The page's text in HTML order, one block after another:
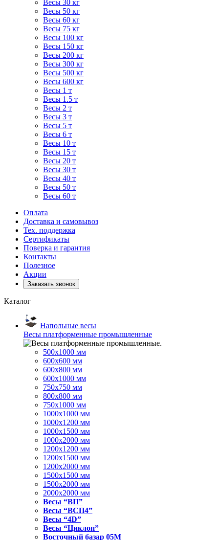
Весы 30 кг
Весы 50 кг
Весы 60 кг
Весы 75 кг
Весы 100 кг
Весы 150 кг
Весы 200 кг
Весы 300 кг
Весы 500 кг
Весы 600 кг
Весы 1 т
Весы 1.5 т
Весы 2 т
Весы 3 т
Весы 5 т
Весы 6 т
Весы 10 т
Весы 15 т
Весы 20 т
Весы 30 т
Весы 40 т
Весы 50 т
Весы 60 т
Оплата
Доставка и самовывоз
Тех. поддержка
Сертификаты
Поверка и гарантия
Контакты
Полезное
Акции
Заказать звонок
Каталог
Напольные весы
Весы платформенные промышленные
500x1000 мм
600x600 мм
600x800 мм
600x1000 мм
750x750 мм
800x800 мм
750x1000 мм
1000x1000 мм
1000x1200 мм
1000x1500 мм
1000x2000 мм
1200x1200 мм
1200x1500 мм
1200x2000 мм
1500x1500 мм
1500x2000 мм
2000x2000 мм
Весы “ВП”
Весы “ВСП4”
Весы “4D”
Весы “Циклоп”
Восточный базар 05M